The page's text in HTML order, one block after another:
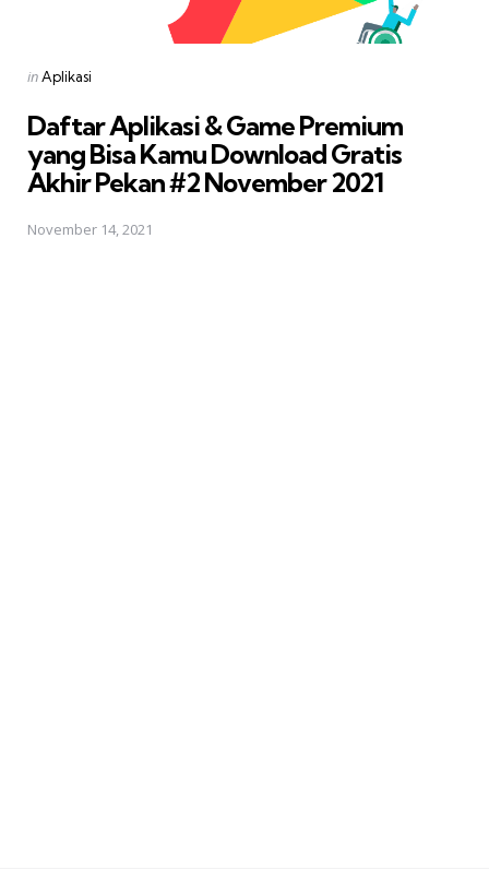
Posted
inAplikasi
Daftar Aplikasi & Game Premium
yang Bisa Kamu Download Gratis 
Akhir Pekan #2 November 2021
November 14, 2021